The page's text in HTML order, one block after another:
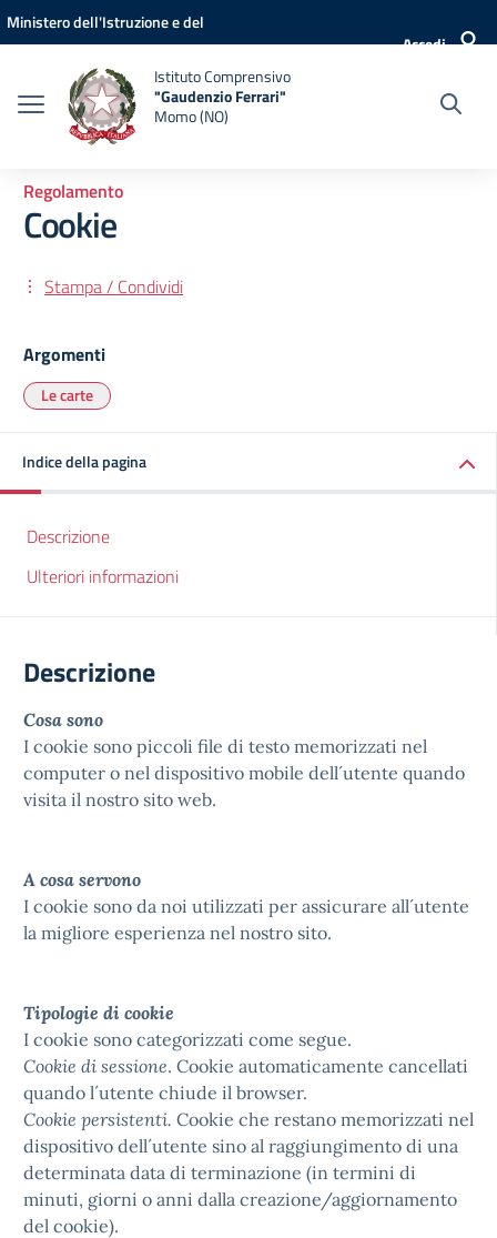
Vai ai contenuti
Vai al menu di navigazione
Vai al footer
Ministero dell'Istruzione e del
Accedi
Istituto Comprensivo
"Gaudenzio Ferrari"
Momo (NO)
Regolamento
Cookie
Stampa / Condividi
Argomenti
Le carte
Indice della pagina
Descrizione
Ulteriori informazioni
Descrizione
Cosa sono
I cookie sono piccoli file di testo memorizzati nel
computer o nel dispositivo mobile dell´utente quando
visita il nostro sito web.
A cosa servono
I cookie sono da noi utilizzati per assicurare all´utente
la migliore esperienza nel nostro sito.
Tipologie di cookie
I cookie sono categorizzati come segue.
Cookie di sessione. Cookie automaticamente cancellati
quando l´utente chiude il browser.
Cookie persistenti. Cookie che restano memorizzati nel
dispositivo dell´utente sino al raggiungimento di una
determinata data di terminazione (in termini di
minuti, giorni o anni dalla creazione/aggiornamento
del cookie).